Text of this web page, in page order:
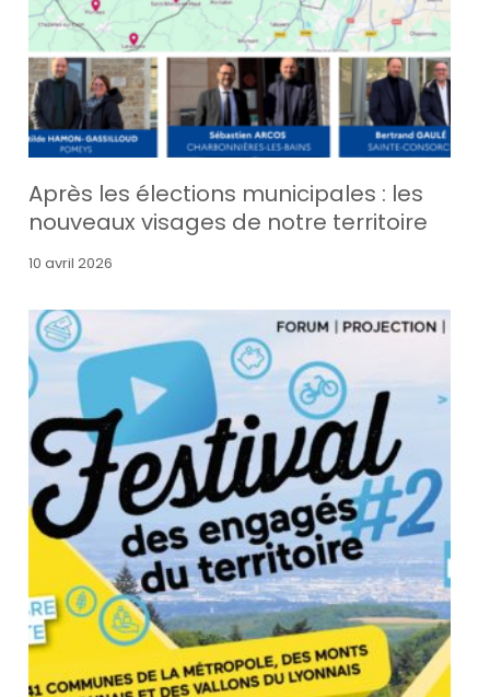
Après les élections municipales : les
nouveaux visages de notre territoire
10 avril 2026